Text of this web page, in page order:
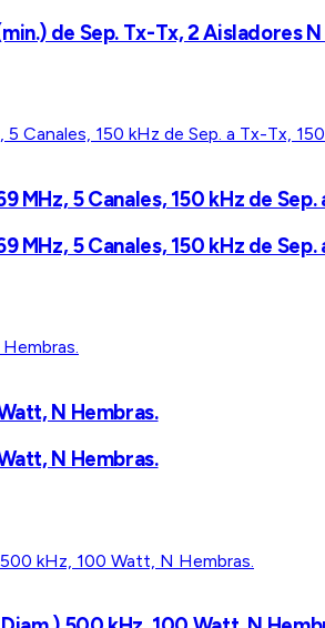
de Sep. Tx-Tx, 2 Aisladores
5 Canales, 150 kHz de
5 Canales, 150 kHz de
N Hembras.
N Hembras.